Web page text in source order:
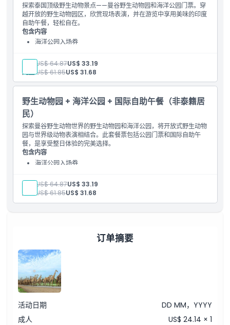
探索泰国顶级野生动物景点——曼谷野生动物园和海洋公园门票。穿
越开放的野生动物园区，欣赏现场表演，并在游览中享用美味的印度
自助午餐，轻松自在。
包含内容
海洋公园入场券
野生动物园入场券
成人: US$ 64.87US$ 33.19
儿童:US$ 61.85US$ 31.68
野生动物园 + 海洋公园 + 国际自助午餐（非泰籍居
民）
探索曼谷野生动物世界的野生动物园和海洋公园，将开放式野生动物
园与世界级动物表演相结合。此套餐票包括公园门票和国际自助午
餐，是享受整日体验的完美选择。
包含内容
海洋公园入场券
野生动物园入场券
成人: US$ 64.87US$ 33.19
儿童: US$ 61.85US$ 31.68
订单摘要
活动日期
DD MM，YYYY
成人
US$ 24.14 × 1